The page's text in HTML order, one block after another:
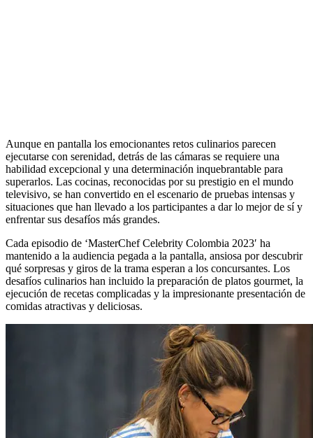
Aunque en pantalla los emocionantes retos culinarios parecen
ejecutarse con serenidad, detrás de las cámaras se requiere una
habilidad excepcional y una determinación inquebrantable para
superarlos. Las cocinas, reconocidas por su prestigio en el mundo
televisivo, se han convertido en el escenario de pruebas intensas y
situaciones que han llevado a los participantes a dar lo mejor de sí y
enfrentar sus desafíos más grandes.
Cada episodio de ‘MasterChef Celebrity Colombia 2023′ ha
mantenido a la audiencia pegada a la pantalla, ansiosa por descubrir
qué sorpresas y giros de la trama esperan a los concursantes. Los
desafíos culinarios han incluido la preparación de platos gourmet, la
ejecución de recetas complicadas y la impresionante presentación de
comidas atractivas y deliciosas.